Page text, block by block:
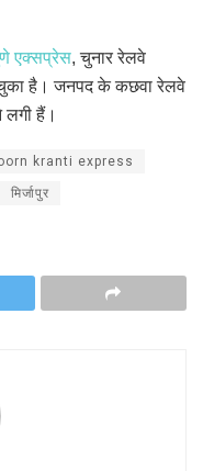
एक्सप्रेस, चुनार रेलवे
चुका है। जनपद के कछवा रेलवे
हैं।
kranti express
मिर्जापुर